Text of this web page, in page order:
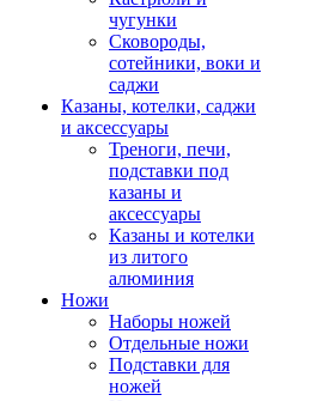
чугунки
Сковороды,
сотейники, воки и
саджи
Казаны, котелки, саджи
и аксессуары
Треноги, печи,
подставки под
казаны и
аксессуары
Казаны и котелки
из литого
алюминия
Ножи
Наборы ножей
Отдельные ножи
Подставки для
ножей